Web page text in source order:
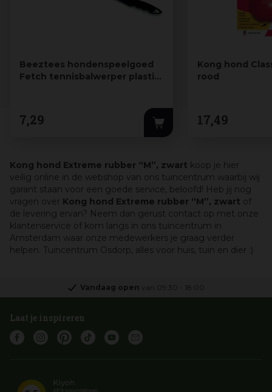
Beeztees hondenspeelgoed
Fetch tennisbalwerper plastic
7,29
Kong hond
rood
17,49
Kong hond Extreme rubber “M”, zwart koop je hier
veilig online in de webshop van ons tuincentrum waarbij wij
garant staan voor een goede service, beloofd! Heb jij nog
vragen over Kong hond Extreme rubber “M”, zwart of
de levering ervan? Neem dan gerust contact op met onze
klantenservice of kom langs in ons tuincentrum in
Amsterdam waar onze medewerkers je graag verder
helpen. Tuincentrum Osdorp, alles voor huis, tuin en dier :)
Vandaag open van 09:30 18:00
Laat je inspireren